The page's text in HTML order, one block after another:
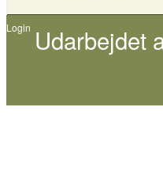
Login Udarbejdet